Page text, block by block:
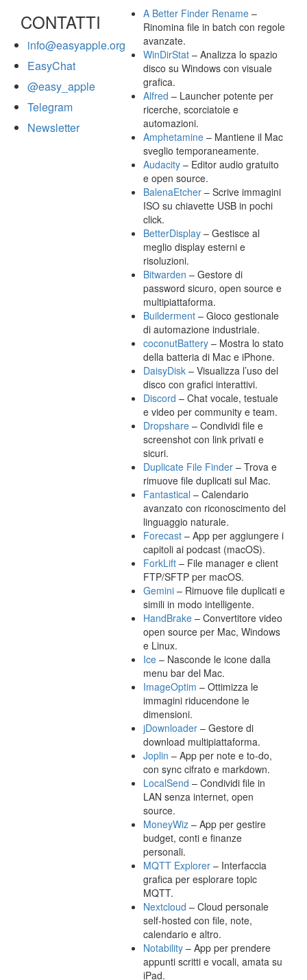
CONTATTI
info@easyapple.org
EasyChat
@easy_apple
Telegram
Newsletter
A Better Finder Rename –
Rinomina file in batch con regole
avanzate.
WinDirStat – Analizza lo spazio
disco su Windows con visuale
grafica.
Alfred – Launcher potente per
ricerche, scorciatoie e
automazioni.
Amphetamine – Mantiene il Mac
sveglio temporaneamente.
Audacity – Editor audio gratuito
e open source.
BalenaEtcher – Scrive immagini
ISO su chiavette USB in pochi
click.
BetterDisplay – Gestisce al
meglio display esterni e
risoluzioni.
Bitwarden – Gestore di
password sicuro, open source e
multipiattaforma.
Builderment – Gioco gestionale
di automazione industriale.
coconutBattery – Mostra lo stato
della batteria di Mac e iPhone.
DaisyDisk – Visualizza l’uso del
disco con grafici interattivi.
Discord – Chat vocale, testuale
e video per community e team.
Dropshare – Condividi file e
screenshot con link privati e
sicuri.
Duplicate File Finder – Trova e
rimuove file duplicati sul Mac.
Fantastical – Calendario
avanzato con riconoscimento del
linguaggio naturale.
Forecast – App per aggiungere i
capitoli ai podcast (macOS).
ForkLift – File manager e client
FTP/SFTP per macOS.
Gemini – Rimuove file duplicati e
simili in modo intelligente.
HandBrake – Convertitore video
open source per Mac, Windows
e Linux.
Ice – Nasconde le icone dalla
menu bar del Mac.
ImageOptim – Ottimizza le
immagini riducendone le
dimensioni.
jDownloader – Gestore di
download multipiattaforma.
Joplin – App per note e to-do,
con sync cifrato e markdown.
LocalSend – Condividi file in
LAN senza internet, open
source.
MoneyWiz – App per gestire
budget, conti e finanze
personali.
MQTT Explorer – Interfaccia
grafica per esplorare topic
MQTT.
Nextcloud – Cloud personale
self-hosted con file, note,
calendario e altro.
Notability – App per prendere
appunti scritti e vocali, amata su
iPad.